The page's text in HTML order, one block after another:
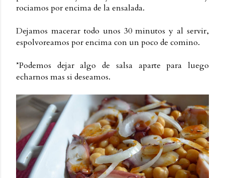
rociamos por encima de la ensalada.
Dejamos macerar todo unos 30 minutos y al servir,
espolvoreamos por encima con un poco de comino.
*Podemos dejar algo de salsa aparte para luego
echarnos mas si deseamos.